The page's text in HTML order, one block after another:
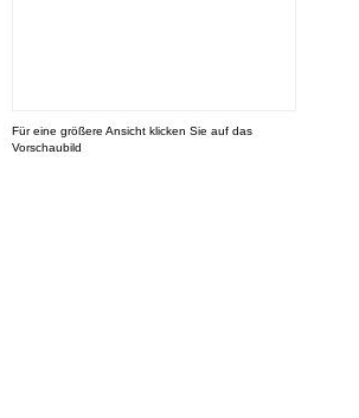
Für eine größere Ansicht klicken Sie auf das
Vorschaubild